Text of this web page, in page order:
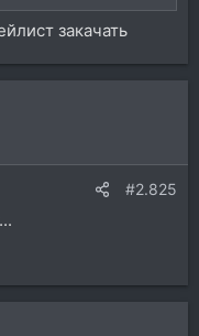
закачать
#2.825